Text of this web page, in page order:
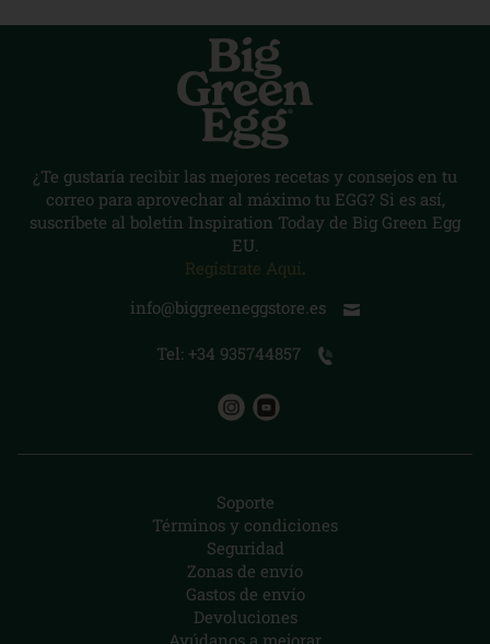
¿Te gustaría recibir las mejores recetas y consejos en tu
correo para aprovechar al máximo tu EGG? Si es así,
suscríbete al boletín Inspiration Today de Big Green Egg
EU.
Regístrate Aquí.
info@biggreeneggstore.es
Tel: +34 935744857
Soporte
Términos y condiciones
Seguridad
Zonas de envío
Gastos de envío
Devoluciones
Ayúdanos a mejorar